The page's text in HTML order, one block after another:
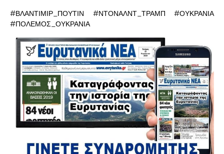
#ΒΛΑΝΤΙΜΙΡ_ΠΟΥΤΙΝ #ΝΤΟΝΑΛΝΤ_ΤΡΑΜΠ #ΟΥΚΡΑΝΙΑ
#ΠΟΛΕΜΟΣ_ΟΥΚΡΑΝΙΑ